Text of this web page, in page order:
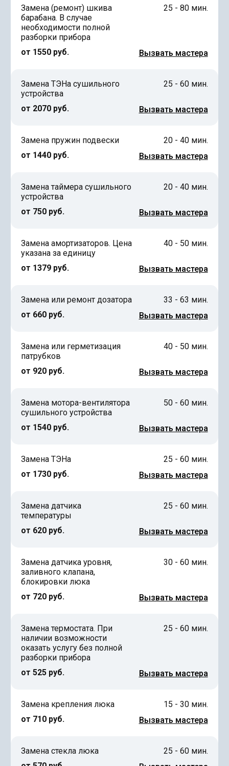
Замена (ремонт) шкива
барабана. В случае
необходимости полной
разборки прибора
от 1550 руб.
25 - 80 мин.
Вызвать мастера
Замена ТЭНа сушильного
устройства
от 2070 руб.
25 - 60 мин.
Вызвать мастера
Замена пружин подвески
от 1440 руб.
20 - 40 мин.
Вызвать мастера
Замена таймера сушильного
устройства
от 750 руб.
20 - 40 мин.
Вызвать мастера
Замена амортизаторов. Цена
указана за единицу
от 1379 руб.
40 - 50 мин.
Вызвать мастера
Замена или ремонт дозатора
от 660 руб.
33 - 63 мин.
Вызвать мастера
Замена или герметизация
патрубков
от 920 руб.
40 - 50 мин.
Вызвать мастера
Замена мотора-вентилятора
сушильного устройства
от 1540 руб.
50 - 60 мин.
Вызвать мастера
Замена ТЭНа
от 1730 руб.
25 - 60 мин.
Вызвать мастера
Замена датчика
температуры
от 620 руб.
25 - 60 мин.
Вызвать мастера
Замена датчика уровня,
заливного клапана,
блокировки люка
от 720 руб.
30 - 60 мин.
Вызвать мастера
Замена термостата. При
наличии возможности
оказать услугу без полной
разборки прибора
от 525 руб.
25 - 60 мин.
Вызвать мастера
Замена крепления люка
от 710 руб.
15 - 30 мин.
Вызвать мастера
Замена стекла люка
25 - 60 мин.